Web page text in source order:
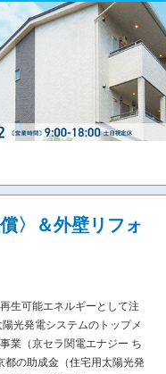
〉＆外壁リフォ
生可能エネルギーとして注
光発電システムのトップメ
業（京セラ関電エナジー ち
の助成金（住宅用太陽光発